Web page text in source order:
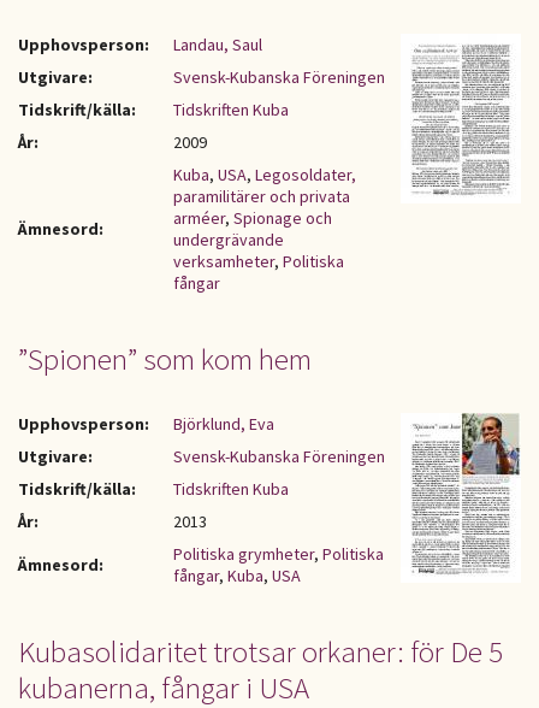
Upphovsperson:
Landau, Saul
Utgivare:
Svensk-Kubanska Föreningen
Tidskrift/källa:
Tidskriften Kuba
År:
2009
Ämnesord:
Kuba, USA, Legosoldater,
paramilitärer och privata
arméer, Spionage och
undergrävande
verksamheter, Politiska
fångar
”Spionen” som kom hem
Upphovsperson:
Björklund, Eva
Utgivare:
Svensk-Kubanska Föreningen
Tidskrift/källa:
Tidskriften Kuba
År:
2013
Ämnesord:
Politiska grymheter, Politiska
fångar, Kuba, USA
Kubasolidaritet trotsar orkaner: för De 5
kubanerna, fångar i USA